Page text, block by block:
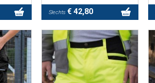
Slechts€ 42,80